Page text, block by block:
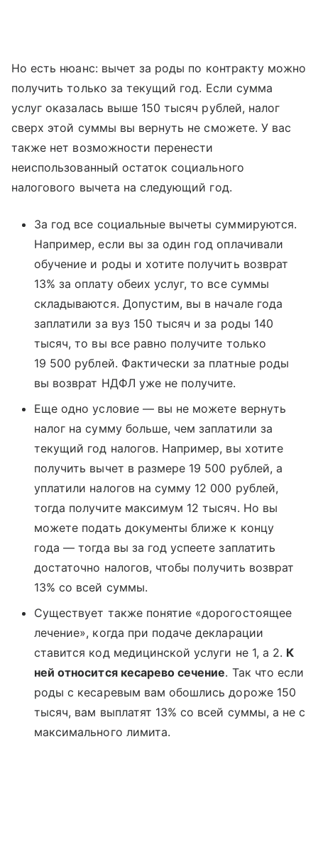
Но есть нюанс: вычет за роды по контракту можно
получить только за текущий год. Если сумма
услуг оказалась выше 150 тысяч рублей, налог
сверх этой суммы вы вернуть не сможете. У вас
также нет возможности перенести
неиспользованный остаток социального
налогового вычета на следующий год.
За год все социальные вычеты суммируются.
Например, если вы за один год оплачивали
обучение и роды и хотите получить возврат
13% за оплату обеих услуг, то все суммы
складываются. Допустим, вы в начале года
заплатили за вуз 150 тысяч и за роды 140
тысяч, то вы все равно получите только
19 500 рублей. Фактически за платные роды
вы возврат НДФЛ уже не получите.
Еще одно условие — вы не можете вернуть
налог на сумму больше, чем заплатили за
текущий год налогов. Например, вы хотите
получить вычет в размере 19 500 рублей, а
уплатили налогов на сумму 12 000 рублей,
тогда получите максимум 12 тысяч. Но вы
можете подать документы ближе к концу
года — тогда вы за год успеете заплатить
достаточно налогов, чтобы получить возврат
13% со всей суммы.
Существует также понятие «дорогостоящее
лечение», когда при подаче декларации
ставится код медицинской услуги не 1, а 2. К
ней относится кесарево сечение. Так что если
роды с кесаревым вам обошлись дороже 150
тысяч, вам выплатят 13% со всей суммы, а не с
максимального лимита.